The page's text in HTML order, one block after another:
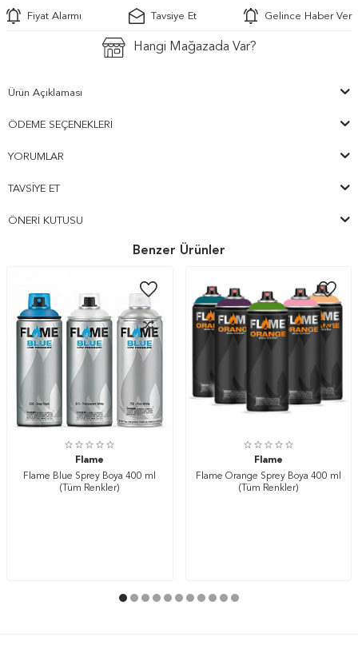
Fiyat Alarmı Tavsiye Et Gelince Haber Ver
Hangi Mağazada Var?
Ürün Açıklaması
ÖDEME SEÇENEKLERI
YORUMLAR
TAVSIYE ET
ÖNERI KUTUSU
Benzer Ürünler
Flame
Flame Blue Sprey Boya 400 ml
(Tüm Renkler)
Flame
Flame Orange Sprey Boya 400 ml
(Tüm Renkler)